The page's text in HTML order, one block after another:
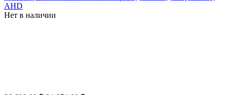
AHD
Нет в наличии